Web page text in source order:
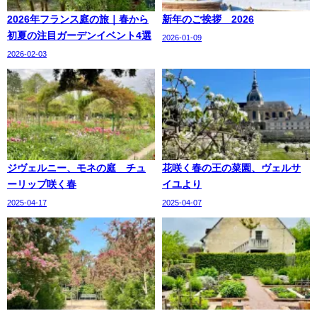
2026年フランス庭の旅｜春から
初夏の注目ガーデンイベント4選
2026-02-03
新年のご挨拶 2026
2026-01-09
ジヴェルニー、モネの庭 チュ
ーリップ咲く春
2025-04-17
花咲く春の王の菜園、ヴェルサ
イユより
2025-04-07